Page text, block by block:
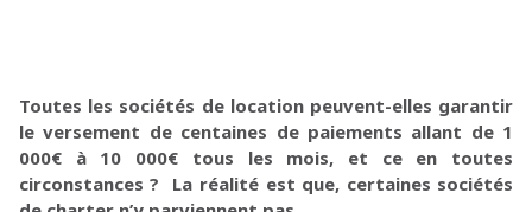
Toutes les sociétés de location peuvent-elles garantir
le versement de centaines de paiements allant de 1
000€ à 10 000€ tous les mois, et ce en toutes
circonstances ? La réalité est que, certaines sociétés